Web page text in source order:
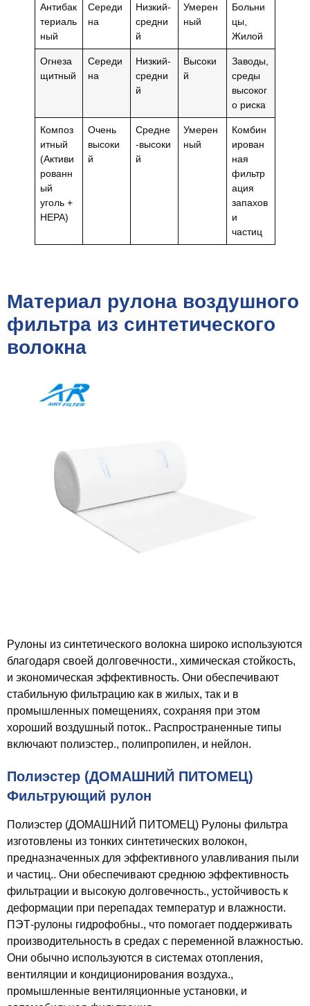
Антибак
териаль
ный
Середи
на
Низкий-
средни
й
Умерен
ный
Больни
цы,
Жилой
Огнеза
щитный
Середи
на
Низкий-
средни
й
Высоки
й
Заводы,
среды
высоког
о риска
Композ
итный
(Активи
рованн
ый
уголь +
HEPA)
Очень
высоки
й
Средне
-высоки
й
Умерен
ный
Комбин
ирован
ная
фильтр
ация
запахов
и
частиц
Материал рулона воздушного
фильтра из синтетического
волокна
Рулоны из синтетического волокна широко используются
благодаря своей долговечности., химическая стойкость,
и экономическая эффективность. Они обеспечивают
стабильную фильтрацию как в жилых, так и в
промышленных помещениях, сохраняя при этом
хороший воздушный поток.. Распространенные типы
включают полиэстер., полипропилен, и нейлон.
Полиэстер (ДОМАШНИЙ ПИТОМЕЦ)
Фильтрующий рулон
Полиэстер (ДОМАШНИЙ ПИТОМЕЦ) Рулоны фильтра
изготовлены из тонких синтетических волокон,
предназначенных для эффективного улавливания пыли
и частиц.. Они обеспечивают среднюю эффективность
фильтрации и высокую долговечность., устойчивость к
деформации при перепадах температур и влажности.
ПЭТ-рулоны гидрофобны., что помогает поддерживать
производительность в средах с переменной влажностью.
Они обычно используются в системах отопления,
вентиляции и кондиционирования воздуха.,
промышленные вентиляционные установки, и